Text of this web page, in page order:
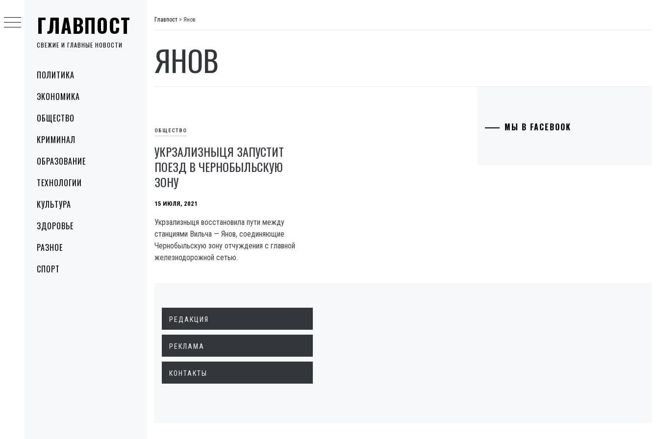
ГЛАВПОСТ
СВЕЖИЕ И ГЛАВНЫЕ НОВОСТИ
MenuПОЛИТИКА
ЭКОНОМИКА
ОБЩЕСТВО
КРИМИНАЛ
ОБРАЗОВАНИЕ
ТЕХНОЛОГИИ
КУЛЬТУРА
ЗДОРОВЬЕ
РАЗНОЕ
СПОРТ
to
content
Главпост > Янов
ЯНОВ
ОБЩЕСТВО
УКРЗАЛИЗНЫЦЯ ЗАПУСТИТ
ПОЕЗД В ЧЕРНОБЫЛЬСКУЮ
ЗОНУ
15 ИЮЛЯ, 2021
Укрзализныця восстановила пути между
станциями Вильча — Янов, соединяющие
Чернобыльскую зону отчуждения с главной
железнодорожной сетью.
МЫ В FACEBOOK
РЕДАКЦИЯ
РЕКЛАМА
КОНТАКТЫ